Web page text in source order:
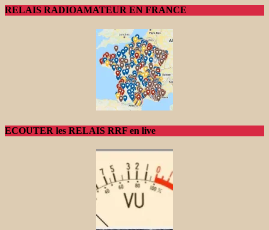
RELAIS RADIOAMATEUR EN FRANCE
ECOUTER les RELAIS RRF en live